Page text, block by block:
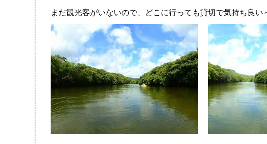
まだ観光客がいないので、どこに行っても貸切で気持ち良い